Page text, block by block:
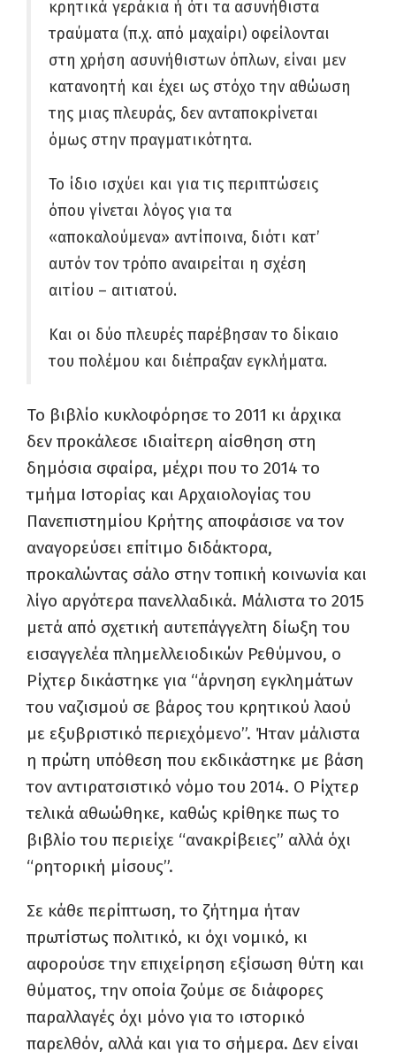
κρητικά γεράκια ή ότι τα ασυνήθιστα
τραύματα (π.χ. από μαχαίρι) οφείλονται
στη χρήση ασυνήθιστων όπλων, είναι μεν
κατανοητή και έχει ως στόχο την αθώωση
της μιας πλευράς, δεν ανταποκρίνεται
όμως στην πραγματικότητα.
Το ίδιο ισχύει και για τις περιπτώσεις
όπου γίνεται λόγος για τα
«αποκαλούμενα» αντίποινα, διότι κατ’
αυτόν τον τρόπο αναιρείται η σχέση
αιτίου – αιτιατού.
Και οι δύο πλευρές παρέβησαν το δίκαιο
του πολέμου και διέπραξαν εγκλήματα.
Το βιβλίο κυκλοφόρησε το 2011 κι άρχικα
δεν προκάλεσε ιδιαίτερη αίσθηση στη
δημόσια σφαίρα, μέχρι που το 2014 το
τμήμα Ιστορίας και Αρχαιολογίας του
Πανεπιστημίου Κρήτης αποφάσισε να τον
αναγορεύσει επίτιμο διδάκτορα,
προκαλώντας σάλο στην τοπική κοινωνία και
λίγο αργότερα πανελλαδικά. Μάλιστα το 2015
μετά από σχετική αυτεπάγγελτη δίωξη του
εισαγγελέα πλημελλειοδικών Ρεθύμνου, ο
Ρίχτερ δικάστηκε για “άρνηση εγκλημάτων
του ναζισμού σε βάρος του κρητικού λαού
με εξυβριστικό περιεχόμενο”. Ήταν μάλιστα
η πρώτη υπόθεση που εκδικάστηκε με βάση
τον αντιρατσιστικό νόμο του 2014. Ο Ρίχτερ
τελικά αθωώθηκε, καθώς κρίθηκε πως το
βιβλίο του περιείχε “ανακρίβειες” αλλά όχι
“ρητορική μίσους”.
Σε κάθε περίπτωση, το ζήτημα ήταν
πρωτίστως πολιτικό, κι όχι νομικό, κι
αφορούσε την επιχείρηση εξίσωση θύτη και
θύματος, την οποία ζούμε σε διάφορες
παραλλαγές όχι μόνο για το ιστορικό
παρελθόν, αλλά και για το σήμερα. Δεν είναι